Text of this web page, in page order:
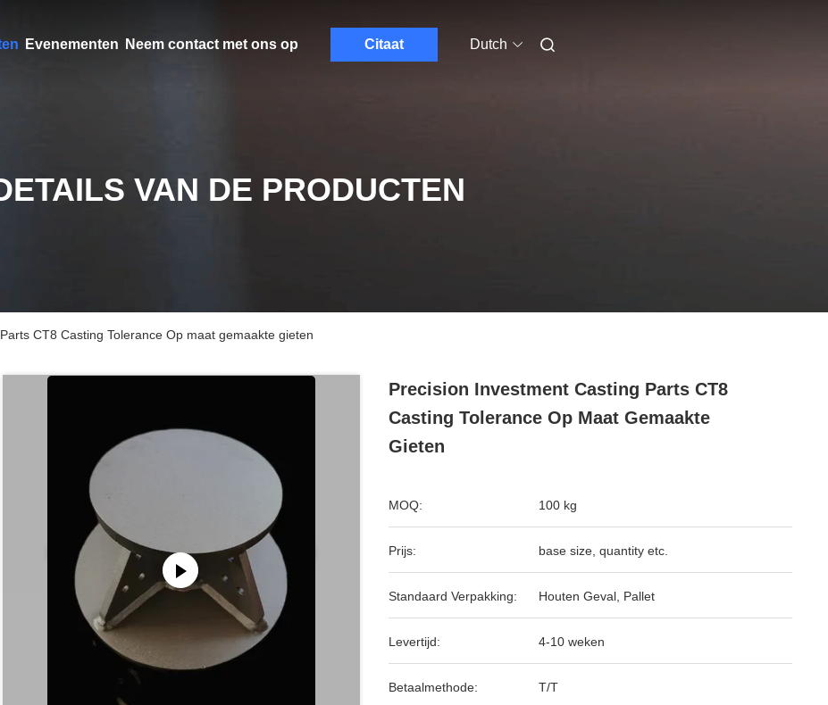
Evenementen Neem contact met ons op Citaat Dutch
VAN DE PRODUCTEN
CT8 Casting Tolerance Op maat gemaakte gieten
Precision Investment Casting Parts CT8
Casting Tolerance Op Maat Gemaakte
Gieten
MOQ: 100 kg
Prijs: base size, quantity etc.
Standaard Verpakking: Houten Geval, Pallet
Levertijd: 4-10 weken
Betaalmethode: T/T